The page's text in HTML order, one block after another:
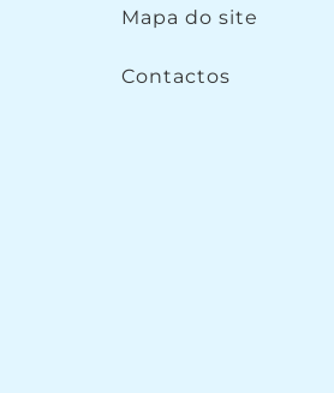
Mapa do site
Contactos